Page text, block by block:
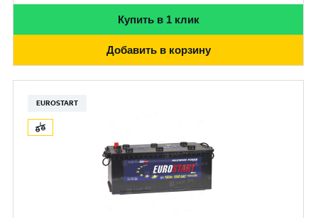
Купить в 1 клик
Добавить в корзину
EUROSTART